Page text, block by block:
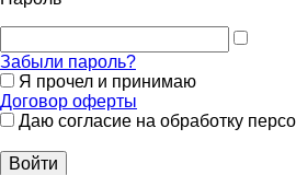
Забыли пароль?
Я прочел и принимаю
Договор оферты
Даю согласие на обработку
Войти